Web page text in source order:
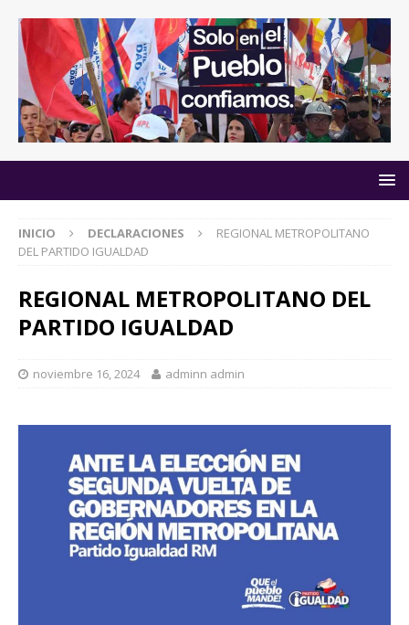
INICIO DECLARACIONES
REGIONAL METROPOLITANO
DEL PARTIDO IGUALDAD
REGIONAL METROPOLITANO DEL
PARTIDO IGUALDAD
noviembre 16, 2024 adminn admin